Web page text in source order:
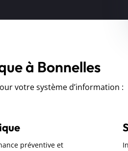
à Bonnelles
votre système d’information :
préventive et